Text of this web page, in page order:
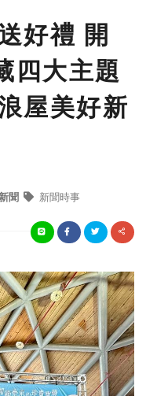
好禮 開
四大主題
屋美好新
新聞 新聞時事